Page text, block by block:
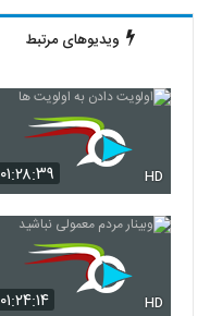
ویدیوهای مرتبط
۰۱:۲۸:۳۹ HD
۰۱:۲۴:۱۴ HD